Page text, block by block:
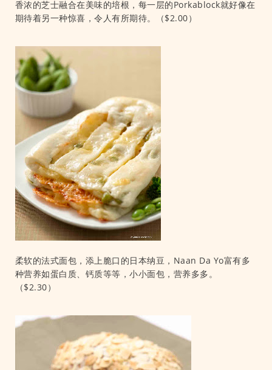
香浓的芝士融合在美味的培根，每一层的Porkablock就好像在
期待着另一种惊喜，令人有所期待。（$2.00）
柔软的法式面包，添上脆口的日本纳豆，Naan Da Yo富有多
种营养如蛋白质、钙质等等，小小面包，营养多多。
（$2.30）